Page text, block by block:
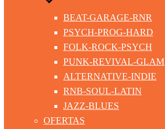
BEAT-GARAGE-RNR
PSYCH-PROG-HARD
FOLK-ROCK-PSYCH
PUNK-REVIVAL-GLAM
ALTERNATIVE-INDIE
RNB-SOUL-LATIN
JAZZ-BLUES
OFERTAS